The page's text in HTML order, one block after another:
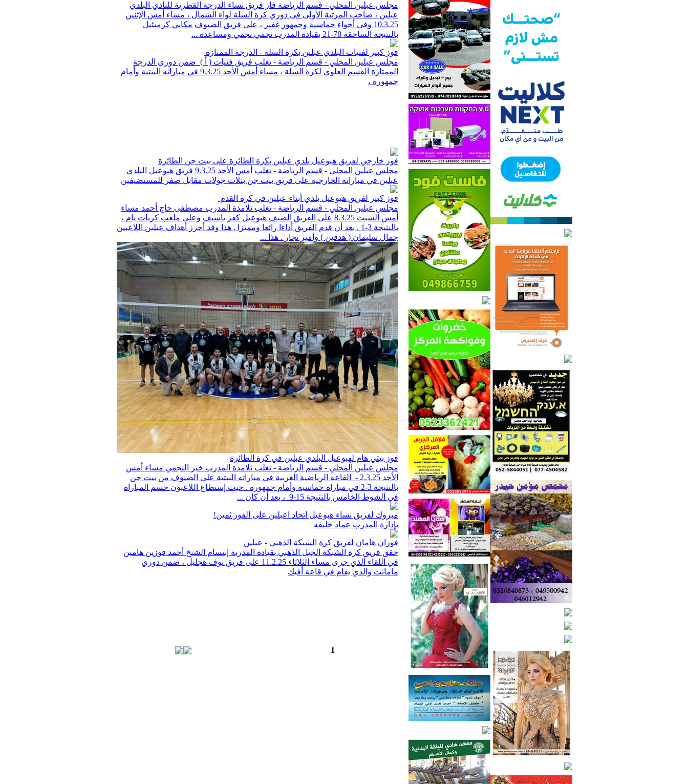
مجلس عبلين المحلي - قسم الرياضة فاز فريق نساء الدرجة القطرية للنادي البلدي
عبلين ، صاحب المرتبة الأولى في دوري كرة السلة لواء الشمال ، مساء أمس الإثنين
10.3.25 وفي أجواء حماسية وجمهور غفير ، على فريق الضيوف مكابي كرميئيل
بالنتيجة الساحقة 78-21 بقيادة المدرب نجمي نجمي ومساعده ...
فوز كبير لفتيات البلدي عبلين بكرة السلة - الدرجة الممتازة
مجلس عبلين المحلي - قسم الرياضة - تغلب فريق فتيات ( أ ) ضمن دوري الدرجة
الممتازة القسم العلوي لكرة السلة ، مساء أمس الأحد 9.3.25 في مباراته البيتية وأمام
جمهوره ،
فوز خارجي لفريق هبوعيل بلدي عبلين بكرة الطائرة على بيت جن الطائرة
مجلس عبلين المحلي - قسم الرياضة - تغلب أمس الأحد 9.3.25 فريق هبوعيل البلدي
عبلين في مباراته الخارجية على فريق بيت جن بثلاث جولات مقابل صفر للمستضيفين
فوز كبير لفريق هبوعيل بلدي أبناء عبلين في كرة القدم
مجلس عبلين المحلي - قسم الرياضة - تغلب تلامذة المدرب مصطفى حاج أحمد مساء
أمس السبت 8.3.25 على الفريق الضيف هبوعيل كفر ياسيف وعلى ملعب كريات يام ،
بالنتيجة 3-1 . بعد أن قدم الفريق أداءا رائعا ومميزا . هذا وقد أحرز أهداف عبلين اللاعبين
جمال سليمان ( هدفين ) وأمير نجار . هذا ...
فوز بيتي هام لهبوعيل البلدي عبلين في كرة الطائرة
مجلس عبلين المحلي - قسم الرياضة - تغلب تلامذة المدرب خير النجمي مساء أمس
الأحد 2.3.25 - القاعة الرياضية الغربية في مباراته البيتية على الضيوف من بيت جن
بالنتيجة 3-2 في مباراة حماسية وأمام جمهوره . حيث إستطاع اللاعبون حسم المباراة
في الشوط الخامس بالنتيجة 15-9 ، بعد أن كان ...
مبروك لفريق نساء هبوعيل اتحاد اعبلين على الفوز ثمين!
بإدارة المدرب عماد خليفه
فوزان هامان لفريق كرة الشبكة الذهبي - عبلين
حقق فريق كرة الشبكة الجيل الذهبي بقيادة المدربة إبتسام الشيخ أحمد فوزين هامين
في اللقاء الذي جرى مساء الثلاثاء 11.2.25 على فريق نوف هجليل ، ضمن دوري
مامانت والذي يقام في قاعة أفيك
1